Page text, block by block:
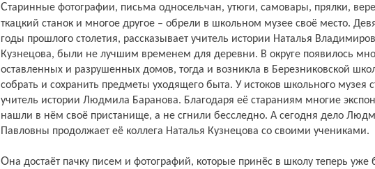
Старинные фотографии, письма односельчан, утюги, самовары, прялки, веретёна,
ткацкий станок и многое другое – обрели в школьном музее своё место.
годы прошлого столетия, рассказывает учитель истории Наталья
Кузнецова, были не лучшим временем для деревни. В округе появилось
оставленных и разрушенных домов, тогда и возникла в Березниковской
собрать и сохранить предметы уходящего быта. У истоков школьного музея
учитель истории Людмила Баранова. Благодаря её стараниям многие
нашли в нём своё пристанище, а не сгнили бесследно. А сегодня дело
Павловны продолжает её коллега Наталья Кузнецова со своими учениками.
Она достаёт пачку писем и фотографий, которые принёс в школу теперь уже бывший